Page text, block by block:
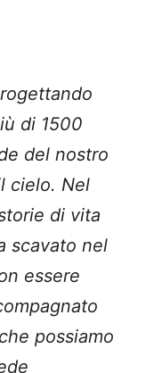
di 1500
del nostro
cielo. Nel
di vita
scavato nel
essere
possiamo